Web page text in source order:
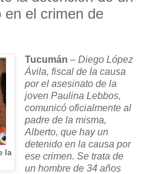
en el crimen de
la
Tucumán – Diego López
Ávila, fiscal de la causa
por el asesinato de la
joven Paulina Lebbos,
comunicó oficialmente al
padre de la misma,
Alberto, que hay un
detenido en la causa por
ese crimen. Se trata de
un hombre de 34 años